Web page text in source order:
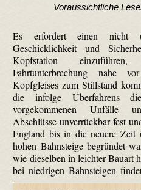
Voraussichtliche
Es erfordert einen nicht
Geschicklichkeit und
Kopfstation
Fahrtunterbrechung nahe
Kopfgleises zum Stillstand
die infolge Überfahrens
vorgekommenen Unfälle
Abschlüsse unverrückbar fest
England bis in die neuere
hohen Bahnsteige begründet
wie dieselben in leichter Bauart
bei niedrigen Bahnsteigen